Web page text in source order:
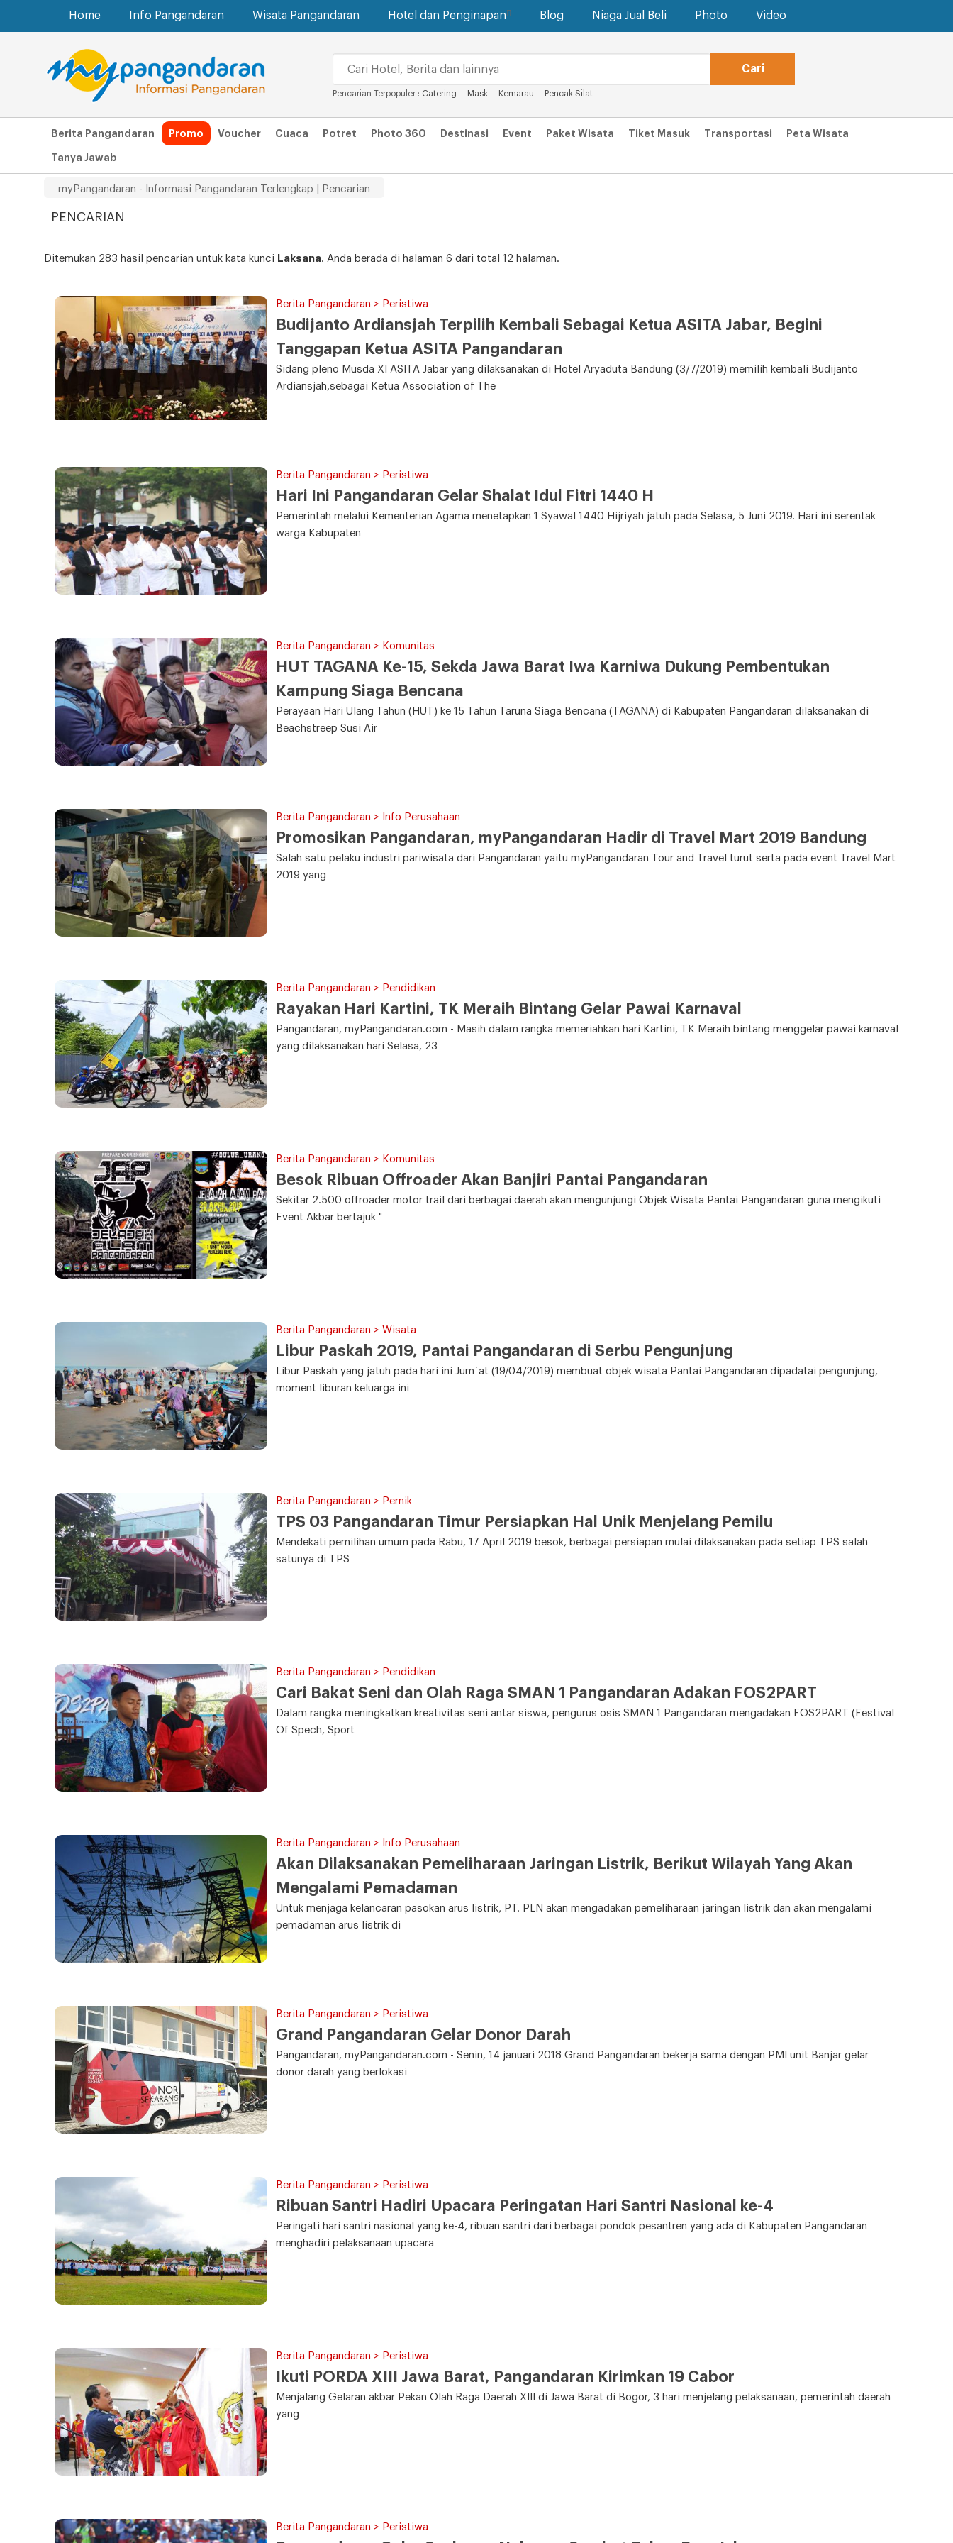
Home Info Pangandaran Wisata Pangandaran Hotel dan Penginapan Blog Niaga Jual Beli Photo Video
Pencarian Terpopuler : Catering Mask Kemarau Pencak Silat
Berita Pangandaran Promo Voucher Cuaca Potret Photo 360 Destinasi Event Paket Wisata Tiket Masuk Transportasi Peta Wisata
Tanya Jawab
myPangandaran - Informasi Pangandaran Terlengkap | Pencarian
PENCARIAN
Ditemukan 283 hasil pencarian untuk kata kunci Laksana. Anda berada di halaman 6 dari total 12 halaman.
Berita Pangandaran > Peristiwa
Budijanto Ardiansjah Terpilih Kembali Sebagai Ketua ASITA Jabar, Begini
Tanggapan Ketua ASITA Pangandaran
Sidang pleno Musda XI ASITA Jabar yang dilaksanakan di Hotel Aryaduta Bandung (3/7/2019) memilih kembali Budijanto
Ardiansjah,sebagai Ketua Association of The
Berita Pangandaran > Peristiwa
Hari Ini Pangandaran Gelar Shalat Idul Fitri 1440 H
Pemerintah melalui Kementerian Agama menetapkan 1 Syawal 1440 Hijriyah jatuh pada Selasa, 5 Juni 2019. Hari ini serentak
warga Kabupaten
Berita Pangandaran > Komunitas
HUT TAGANA Ke-15, Sekda Jawa Barat Iwa Karniwa Dukung Pembentukan
Kampung Siaga Bencana
Perayaan Hari Ulang Tahun (HUT) ke 15 Tahun Taruna Siaga Bencana (TAGANA) di Kabupaten Pangandaran dilaksanakan di
Beachstreep Susi Air
Berita Pangandaran > Info Perusahaan
Promosikan Pangandaran, myPangandaran Hadir di Travel Mart 2019 Bandung
Salah satu pelaku industri pariwisata dari Pangandaran yaitu myPangandaran Tour and Travel turut serta pada event Travel Mart
2019 yang
Berita Pangandaran > Pendidikan
Rayakan Hari Kartini, TK Meraih Bintang Gelar Pawai Karnaval
Pangandaran, myPangandaran.com - Masih dalam rangka memeriahkan hari Kartini, TK Meraih bintang menggelar pawai karnaval
yang dilaksanakan hari Selasa, 23
Berita Pangandaran > Komunitas
Besok Ribuan Offroader Akan Banjiri Pantai Pangandaran
Sekitar 2.500 offroader motor trail dari berbagai daerah akan mengunjungi Objek Wisata Pantai Pangandaran guna mengikuti
Event Akbar bertajuk "
Berita Pangandaran > Wisata
Libur Paskah 2019, Pantai Pangandaran di Serbu Pengunjung
Libur Paskah yang jatuh pada hari ini Jum`at (19/04/2019) membuat objek wisata Pantai Pangandaran dipadatai pengunjung,
moment liburan keluarga ini
Berita Pangandaran > Pernik
TPS 03 Pangandaran Timur Persiapkan Hal Unik Menjelang Pemilu
Mendekati pemilihan umum pada Rabu, 17 April 2019 besok, berbagai persiapan mulai dilaksanakan pada setiap TPS salah
satunya di TPS
Berita Pangandaran > Pendidikan
Cari Bakat Seni dan Olah Raga SMAN 1 Pangandaran Adakan FOS2PART
Dalam rangka meningkatkan kreativitas seni antar siswa, pengurus osis SMAN 1 Pangandaran mengadakan FOS2PART (Festival
Of Spech, Sport
Berita Pangandaran > Info Perusahaan
Akan Dilaksanakan Pemeliharaan Jaringan Listrik, Berikut Wilayah Yang Akan
Mengalami Pemadaman
Untuk menjaga kelancaran pasokan arus listrik, PT. PLN akan mengadakan pemeliharaan jaringan listrik dan akan mengalami
pemadaman arus listrik di
Berita Pangandaran > Peristiwa
Grand Pangandaran Gelar Donor Darah
Pangandaran, myPangandaran.com - Senin, 14 januari 2018 Grand Pangandaran bekerja sama dengan PMI unit Banjar gelar
donor darah yang berlokasi
Berita Pangandaran > Peristiwa
Ribuan Santri Hadiri Upacara Peringatan Hari Santri Nasional ke-4
Peringati hari santri nasional yang ke-4, ribuan santri dari berbagai pondok pesantren yang ada di Kabupaten Pangandaran
menghadiri pelaksanaan upacara
Berita Pangandaran > Peristiwa
Ikuti PORDA XIII Jawa Barat, Pangandaran Kirimkan 19 Cabor
Menjalang Gelaran akbar Pekan Olah Raga Daerah XIII di Jawa Barat di Bogor, 3 hari menjelang pelaksanaan, pemerintah daerah
yang
Berita Pangandaran > Peristiwa